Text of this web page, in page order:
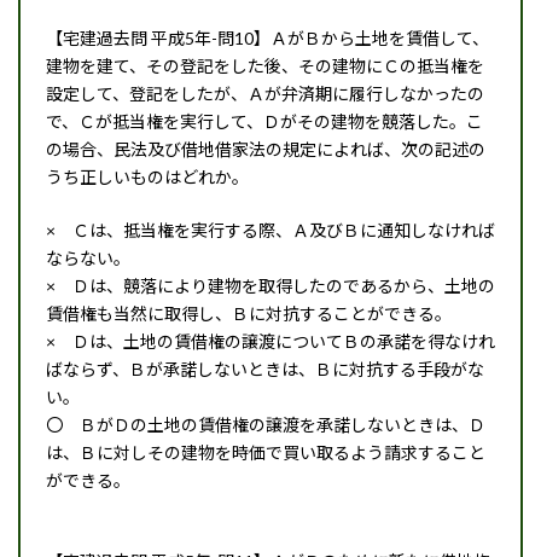
【宅建過去問 平成5年-問10】ＡがＢから土地を賃借して、
建物を建て、その登記をした後、その建物にＣの抵当権を
設定して、登記をしたが、Ａが弁済期に履行しなかったの
で、Ｃが抵当権を実行して、Ｄがその建物を競落した。こ
の場合、民法及び借地借家法の規定によれば、次の記述の
うち正しいものはどれか。
× Ｃは、抵当権を実行する際、Ａ及びＢに通知しなければ
ならない。
× Ｄは、競落により建物を取得したのであるから、土地の
賃借権も当然に取得し、Ｂに対抗することができる。
× Ｄは、土地の賃借権の譲渡についてＢの承諾を得なけれ
ばならず、Ｂが承諾しないときは、Ｂに対抗する手段がな
い。
〇 ＢがＤの土地の賃借権の譲渡を承諾しないときは、Ｄ
は、Ｂに対しその建物を時価で買い取るよう請求すること
ができる。